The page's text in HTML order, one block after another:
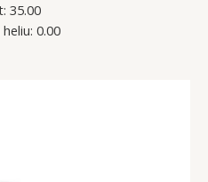
35.00
0.00